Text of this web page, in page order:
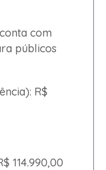
com
públicos
R$
114.990,00